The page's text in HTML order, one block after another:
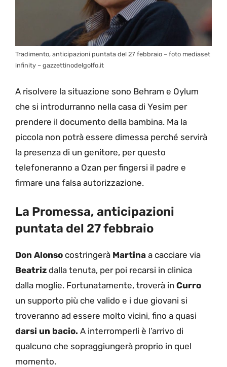
Tradimento, anticipazioni puntata del 27 febbraio – foto mediaset
infinity – gazzettinodelgolfo.it
A risolvere la situazione sono Behram e Oylum
che si introdurranno nella casa di Yesim per
prendere il documento della bambina. Ma la
piccola non potrà essere dimessa perché servirà
la presenza di un genitore, per questo
telefoneranno a Ozan per fingersi il padre e
firmare una falsa autorizzazione.
La Promessa, anticipazioni
puntata del 27 febbraio
Don Alonso costringerà Martina a cacciare via
Beatriz dalla tenuta, per poi recarsi in clinica
dalla moglie. Fortunatamente, troverà in Curro
un supporto più che valido e i due giovani si
troveranno ad essere molto vicini, fino a quasi
darsi un bacio. A interromperli è l’arrivo di
qualcuno che sopraggiungerà proprio in quel
momento.